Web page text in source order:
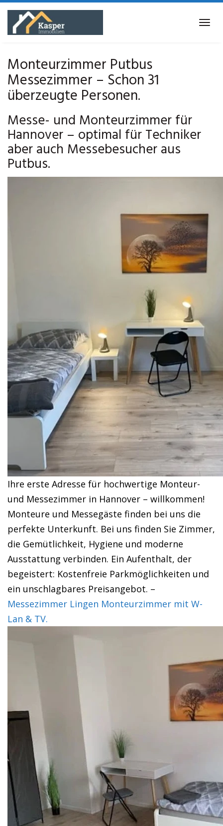
Skip
main
Monteurzimmer Putbus
Messezimmer – Schon 31
überzeugte Personen.
Messe- und Monteurzimmer für
Hannover – optimal für Techniker
aber auch Messebesucher aus
Putbus.
Ihre erste Adresse für hochwertige Monteur-
und Messezimmer in Hannover – willkommen!
Monteure und Messegäste finden bei uns die
perfekte Unterkunft. Bei uns finden Sie Zimmer,
die Gemütlichkeit, Hygiene und moderne
Ausstattung verbinden. Ein Aufenthalt, der
begeistert: Kostenfreie Parkmöglichkeiten und
ein unschlagbares Preisangebot. –
Messezimmer Lingen Monteurzimmer mit W-
Lan & TV.